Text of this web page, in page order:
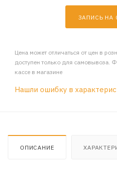
ЗАПИСЬ НА
Цена может отличаться от цен в
доступен только для самовывоза.
кассе в магазине
Нашли ошибку в
ОПИСАНИЕ